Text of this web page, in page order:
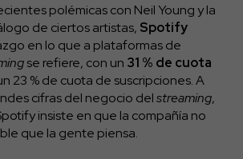
polémicas con Neil Young y la
de ciertos artistas, Spotify
en lo que a plataformas de
se refiere, con un 31 % de cuota
23 % de cuota de suscripciones. A
cifras del negocio delstreaming,
insiste en que la compañía no
que la gente piensa.